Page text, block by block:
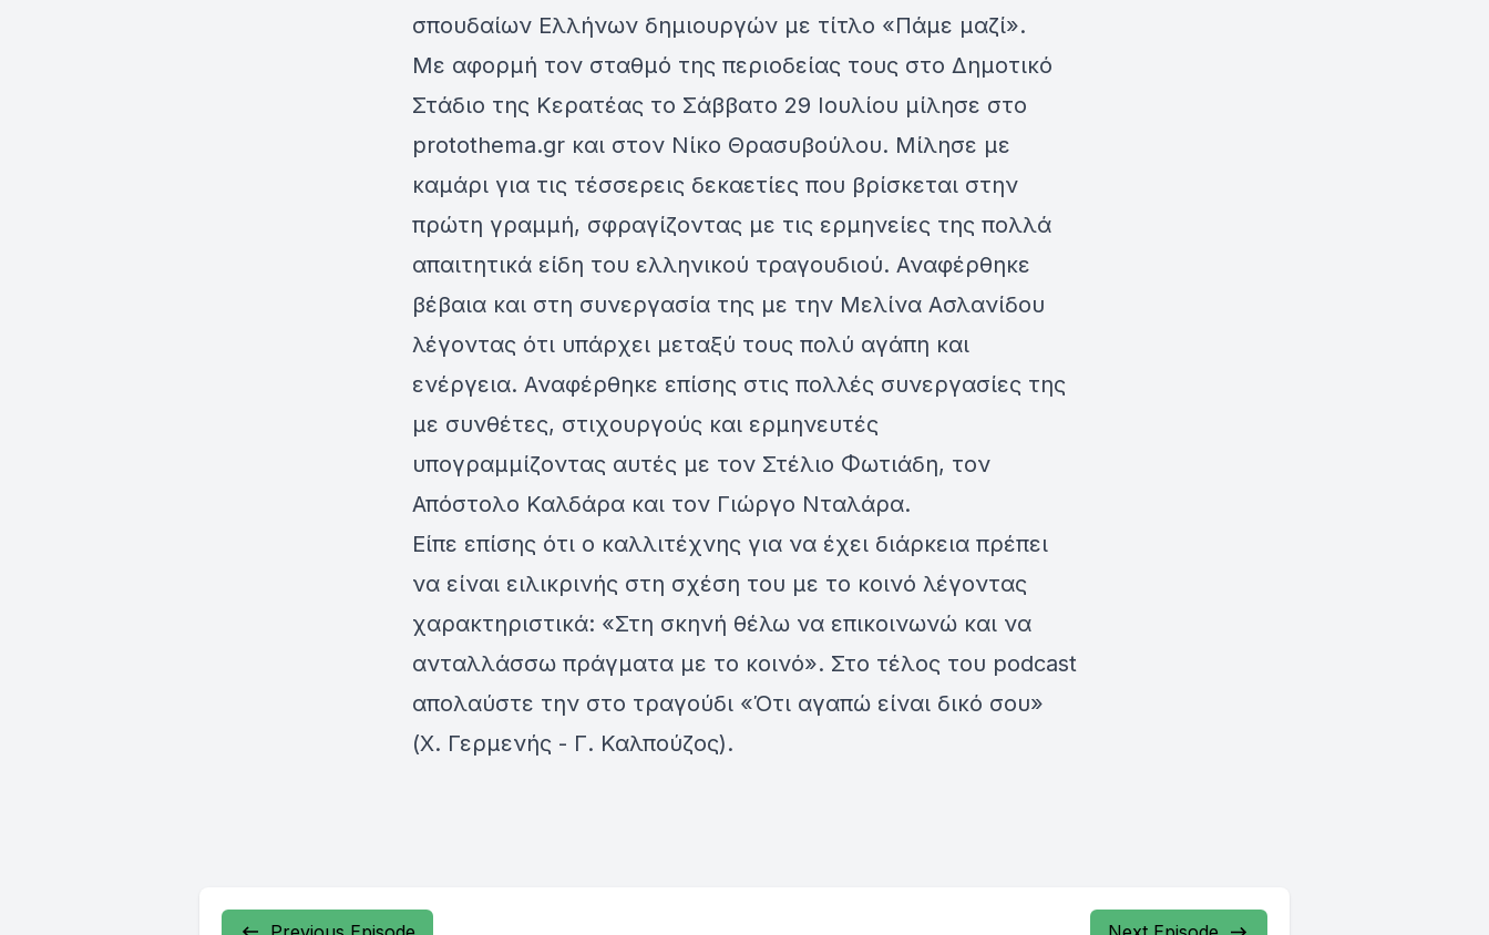
σπουδαίων Ελλήνων δημιουργών με τίτλο «Πάμε μαζί».
Με αφορμή τον σταθμό της περιοδείας τους στο Δημοτικό
Στάδιο της Κερατέας το Σάββατο 29 Ιουλίου μίλησε στο
protothema.gr και στον Νίκο Θρασυβούλου. Μίλησε με
καμάρι για τις τέσσερεις δεκαετίες που βρίσκεται στην
πρώτη γραμμή, σφραγίζοντας με τις ερμηνείες της πολλά
απαιτητικά είδη του ελληνικού τραγουδιού. Αναφέρθηκε
βέβαια και στη συνεργασία της με την Μελίνα Ασλανίδου
λέγοντας ότι υπάρχει μεταξύ τους πολύ αγάπη και
ενέργεια. Αναφέρθηκε επίσης στις πολλές συνεργασίες της
με συνθέτες, στιχουργούς και ερμηνευτές
υπογραμμίζοντας αυτές με τον Στέλιο Φωτιάδη, τον
Απόστολο Καλδάρα και τον Γιώργο Νταλάρα.
Είπε επίσης ότι ο καλλιτέχνης για να έχει διάρκεια πρέπει
να είναι ειλικρινής στη σχέση του με το κοινό λέγοντας
χαρακτηριστικά: «Στη σκηνή θέλω να επικοινωνώ και να
ανταλλάσσω πράγματα με το κοινό». Στο τέλος του podcast
απολαύστε την στο τραγούδι «Ότι αγαπώ είναι δικό σου»
(Χ. Γερμενής - Γ. Καλπούζος).